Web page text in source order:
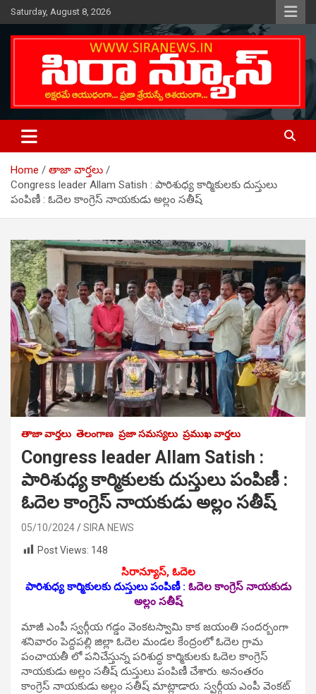
Skip
to
content
Saturday, August 8, 2026
SIRA NEWS
Telugu Online News Daily
Home
తాజా వార్తలు
Congress leader Allam Satish : పారిశుధ్య కార్మికులకు దుస్తులు
పంపిణీ : ఓదెల కాంగ్రెస్ నాయ‌కుడు అల్లం సతీష్
తాజా వార్తలు తెలంగాణ ప్రజా సమస్యలు ప్రముఖ వార్తలు
Congress leader Allam Satish :
పారిశుధ్య కార్మికులకు దుస్తులు పంపిణీ :
ఓదెల కాంగ్రెస్ నాయ‌కుడు అల్లం సతీష్
05/10/2024
SIRA NEWS
Post Views: 148
సిరాన్యూస్‌, ఓదెల
పారిశుధ్య కార్మికులకు దుస్తులు పంపిణీ : ఓదెల కాంగ్రెస్ నాయ‌కుడు
అల్లం సతీష్
మాజీ ఎంపీ స్వర్గీయ గడ్డం వెంకటస్వామి కాక జయంతి సంద‌ర్బంగా
శ‌నివారం పెద్దపల్లి జిల్లా ఓదెల మండల కేంద్రంలో ఓదెల గ్రామ
పంచాయతీ లో పనిచేస్తున్న పరిశుద్ధ కార్మికులకు ఓదెల కాంగ్రెస్
నాయ‌కుడు అల్లం సతీష్ దుస్తులు పంపిణీ చేశారు. అనంత‌రం
కాంగ్రెస్ నాయ‌కుడు అల్లం సతీష్ మాట్లాడారు. స్వర్గీయ ఎంపీ వెంకట్